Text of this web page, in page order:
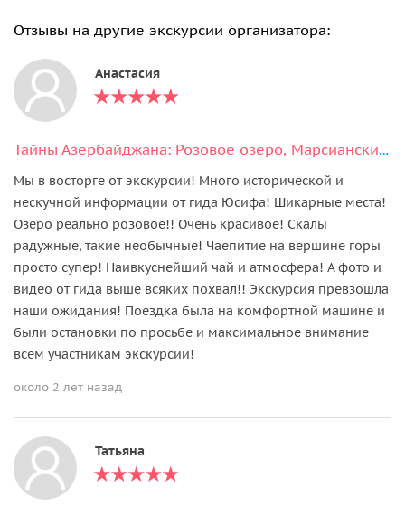
Отзывы на другие экскурсии организатора:
Анастасия
Тайны Азербайджана: Розовое озеро, Марсианские пейзажи и мистика Бешбармаг
Мы в восторге от экскурсии! Много исторической и
нескучной информации от гида Юсифа! Шикарные места!
Озеро реально розовое!! Очень красивое! Скалы
радужные, такие необычные! Чаепитие на вершине горы
просто супер! Наивкуснейший чай и атмосфера! А фото и
видео от гида выше всяких похвал!! Экскурсия превзошла
наши ожидания! Поездка была на комфортной машине и
были остановки по просьбе и максимальное внимание
всем участникам экскурсии!
около 2 лет назад
Татьяна